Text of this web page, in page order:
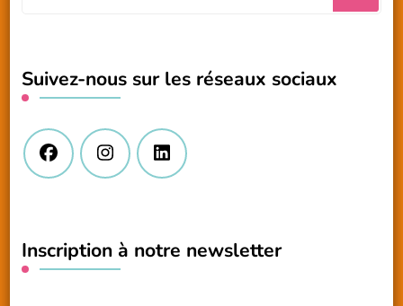
?
Suivez-nous sur les réseaux sociaux
Inscription à notre newsletter